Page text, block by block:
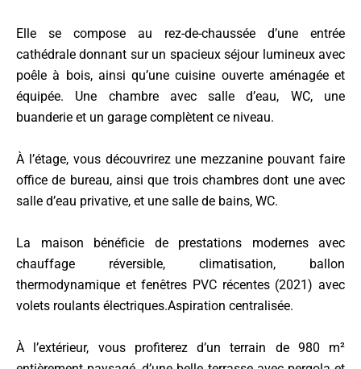
Elle se compose au rez-de-chaussée d’une entrée
cathédrale donnant sur un spacieux séjour lumineux avec
poêle à bois, ainsi qu’une cuisine ouverte aménagée et
équipée. Une chambre avec salle d’eau, WC, une
buanderie et un garage complètent ce niveau.
À l’étage, vous découvrirez une mezzanine pouvant faire
office de bureau, ainsi que trois chambres dont une avec
salle d’eau privative, et une salle de bains, WC.
La maison bénéficie de prestations modernes avec
chauffage réversible, climatisation, ballon
thermodynamique et fenêtres PVC récentes (2021) avec
volets roulants électriques.Aspiration centralisée.
À l’extérieur, vous profiterez d’un terrain de 980 m²